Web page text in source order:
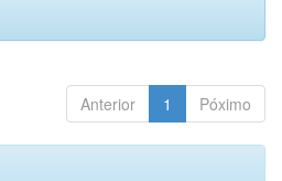
Anterior 1 Póximo